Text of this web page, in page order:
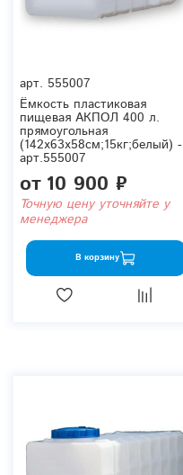
арт. 555007
Ёмкость пластиковая
пищевая АКПОЛ 400 л.
прямоугольная
(142x63x58см;15кг;белый) -
арт.555007
от 10 900 ₽
Точную цену уточняйте у
менеджера
В корзину